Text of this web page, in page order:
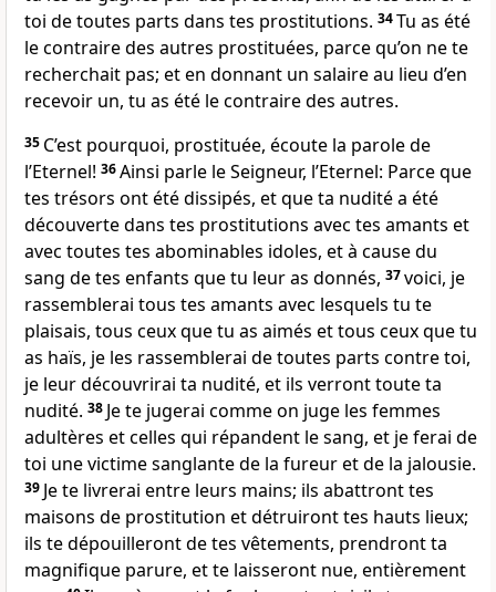
toi de toutes parts dans tes prostitutions. 34Tu as été
le contraire des autres prostituées, parce qu’on ne te
recherchait pas; et en donnant un salaire au lieu d’en
recevoir un, tu as été le contraire des autres.
35 C’est pourquoi, prostituée, écoute la parole de
l’Eternel! 36Ainsi parle le Seigneur, l’Eternel: Parce que
tes trésors ont été dissipés, et que ta nudité a été
découverte dans tes prostitutions avec tes amants et
avec toutes tes abominables idoles, et à cause du
sang de tes enfants que tu leur as donnés, 37voici, je
rassemblerai tous tes amants avec lesquels tu te
plaisais, tous ceux que tu as aimés et tous ceux que tu
as haïs, je les rassemblerai de toutes parts contre toi,
je leur découvrirai ta nudité, et ils verront toute ta
nudité. 38 Je te jugerai comme on juge les femmes
adultères et celles qui répandent le sang, et je ferai de
toi une victime sanglante de la fureur et de la jalousie.
39 Je te livrerai entre leurs mains; ils abattront tes
maisons de prostitution et détruiront tes hauts lieux;
ils te dépouilleront de tes vêtements, prendront ta
magnifique parure, et te laisseront nue, entièrement